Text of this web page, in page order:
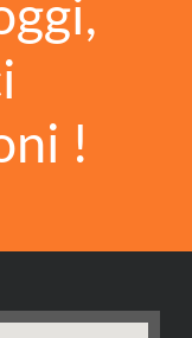
!